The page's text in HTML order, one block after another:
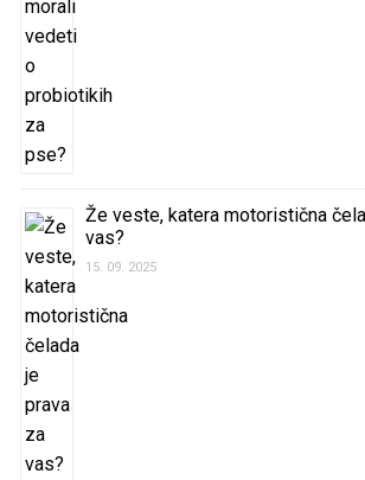
Že veste, katera motoristična
vas?
15. 09. 2025